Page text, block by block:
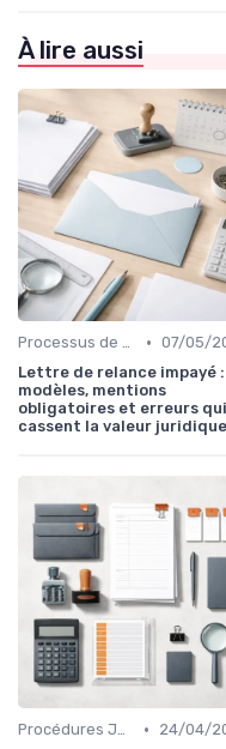
À lire aussi
Processus de Recouvrement • 07/05/
Lettre de relance impayé :
modèles, mentions
obligatoires et erreurs qui
cassent la valeur juridique
Procédures Judiciaires et Contentieuses •
24/04/